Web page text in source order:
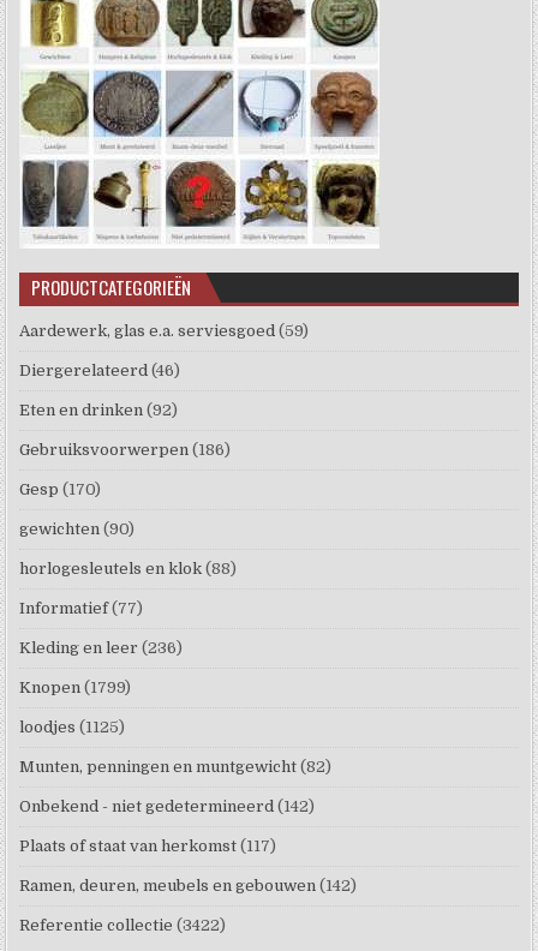
PRODUCTCATEGORIEËN
Aardewerk, glas e.a. serviesgoed (59)
Diergerelateerd (46)
Eten en drinken (92)
Gebruiksvoorwerpen (186)
Gesp (170)
gewichten (90)
horlogesleutels en klok (88)
Informatief (77)
Kleding en leer (236)
Knopen (1799)
loodjes (1125)
Munten, penningen en muntgewicht (82)
Onbekend - niet gedetermineerd (142)
Plaats of staat van herkomst (117)
Ramen, deuren, meubels en gebouwen (142)
Referentie collectie (3422)